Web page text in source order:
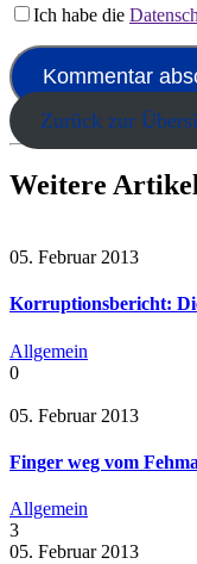
Ich habe die
Zurück zur
Weitere
05. Februar 2013
Korruptionsbericht:
Allgemein
0
05. Februar 2013
Finger weg vom
Allgemein
3
05. Februar 2013